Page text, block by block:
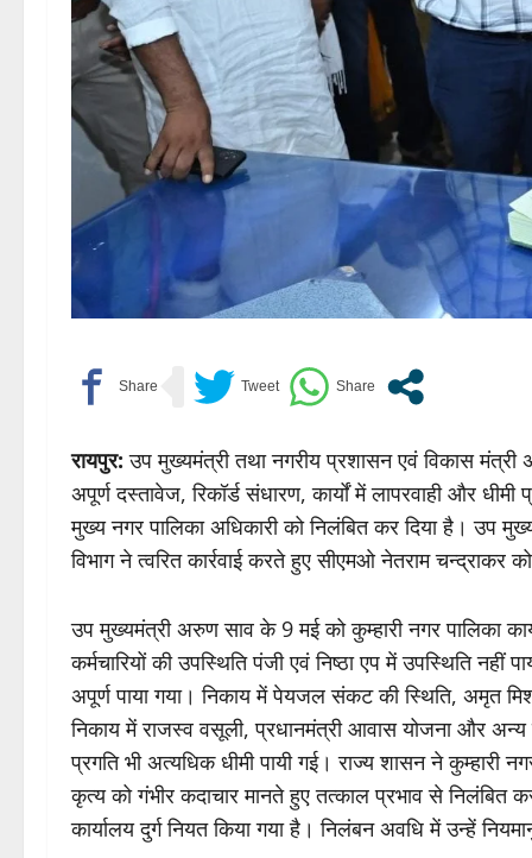
रायपुर: उप मुख्यमंत्री तथा नगरीय प्रशासन एवं विकास मंत्री
अपूर्ण दस्तावेज, रिकॉर्ड संधारण, कार्यों में लापरवाही और
मुख्य नगर पालिका अधिकारी को निलंबित कर दिया है। उप
विभाग ने त्वरित कार्रवाई करते हुए सीएमओ नेतराम चन्द्राकर
उप मुख्यमंत्री अरुण साव के 9 मई को कुम्हारी नगर पालिका
कर्मचारियों की उपस्थिति पंजी एवं निष्ठा एप में उपस्थिति
अपूर्ण पाया गया। निकाय में पेयजल संकट की स्थिति, अमृत
निकाय में राजस्व वसूली, प्रधानमंत्री आवास योजना और अन्य
प्रगति भी अत्यधिक धीमी पायी गई। राज्य शासन ने कुम्हारी
कृत्य को गंभीर कदाचार मानते हुए तत्काल प्रभाव से
कार्यालय दुर्ग नियत किया गया है। निलंबन अवधि में उन्हें